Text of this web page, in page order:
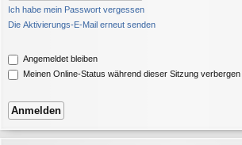
Ich habe mein Passwort vergessen
Die Aktivierungs-E-Mail erneut senden
Angemeldet bleiben
Meinen Online-Status während dieser Sitzung verbergen